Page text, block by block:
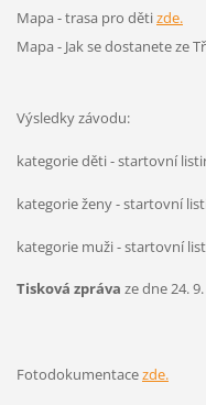
Mapa - trasa pro dětizde.
Mapa - Jak se dostanete ze
Výsledky závodu:
kategorie děti - startovní
kategorie ženy - startovní
kategorie muži - startovní
Tisková zpráva ze dne 24.
Fotodokumentacezde.